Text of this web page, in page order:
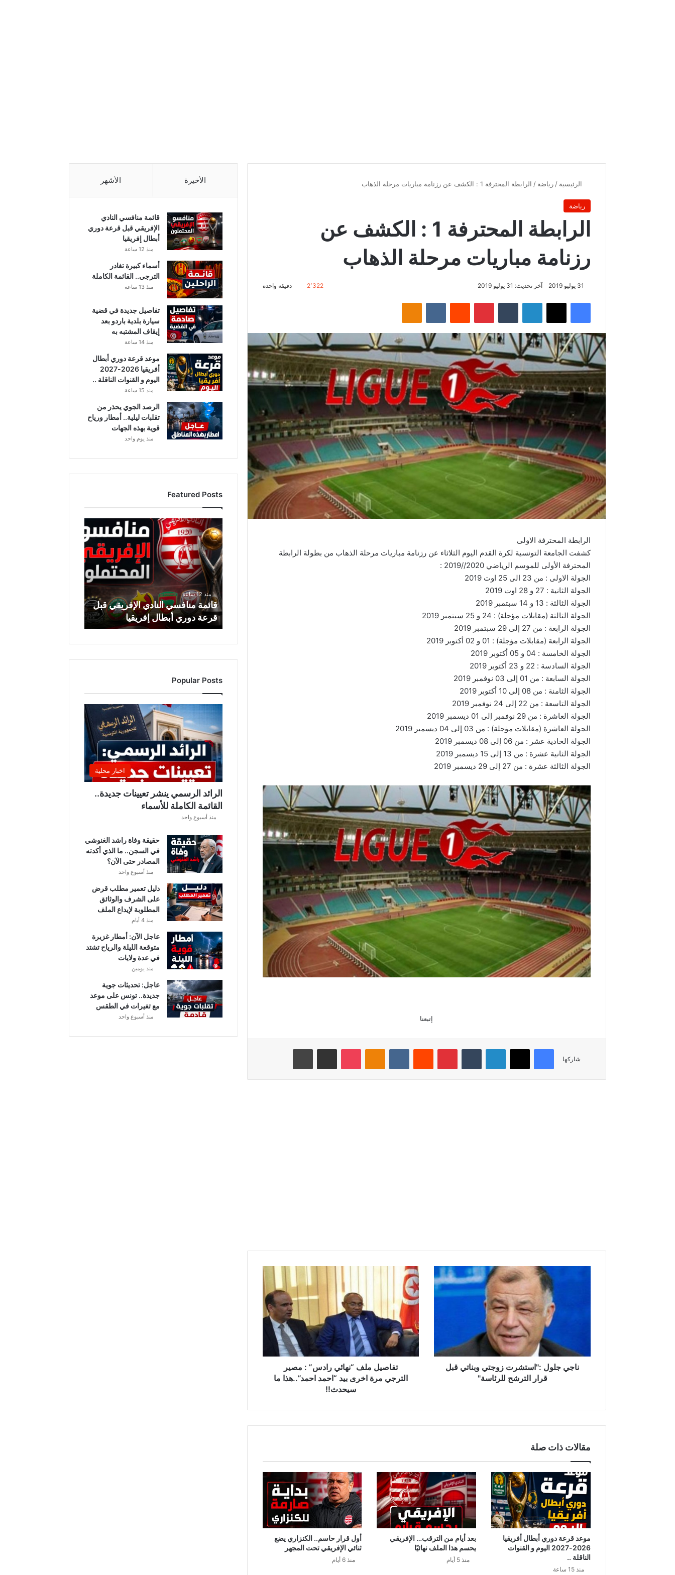
الرئيسية / رياضة / الرابطة المحترفة 1 : الكشف عن رزنامة مباريات مرحلة الذهاب
رياضة
الرابطة المحترفة 1 : الكشف عن
رزنامة مباريات مرحلة الذهاب
31 يوليو 2019 آخر تحديث: 31 يوليو 2019 2٬322 دقيقة واحدة
فيسبوك لينكدإن بينتيريست
الرابطة المحترفة الاولى
كشفت الجامعة التونسية لكرة القدم اليوم الثلاثاء عن رزنامة مباريات مرحلة الذهاب من بطولة الرابطة
المحترفة الأولى للموسم الرياضي 2020//2019 :
الجولة الاولى : من 23 الى 25 اوت 2019
الجولة الثانية : 27 و 28 اوت 2019
الجولة الثالثة : 13 و 14 سبتمبر 2019
الجولة الثالثة (مقابلات مؤجلة) : 24 و 25 سبتمبر 2019
الجولة الرابعة : من 27 إلى 29 سبتمبر 2019
الجولة الرابعة (مقابلات مؤجلة) : 01 و 02 أكتوبر 2019
الجولة الخامسة : 04 و 05 أكتوبر 2019
الجولة السادسة : 22 و 23 أكتوبر 2019
الجولة السابعة : من 01 إلى 03 نوفمبر 2019
الجولة الثامنة : من 08 إلى 10 أكتوبر 2019
الجولة التاسعة : من 22 إلى 24 نوفمبر 2019
الجولة العاشرة : من 29 نوفمبر إلى 01 ديسمبر 2019
الجولة العاشرة (مقابلات مؤجلة) : من 03 إلى 04 ديسمبر 2019
الجولة الحادية عشر : من 06 إلى 08 ديسمبر 2019
الجولة الثانية عشرة : من 13 إلى 15 ديسمبر 2019
الجولة الثالثة عشرة : من 27 إلى 29 ديسمبر 2019
إتبعنا
شاركها
فيسبوك لينكدإن بينتيريست
:
ش
و
ج
ت
ي
ي
ق
ناجي جلول :"استشرت زوجتي وبناتي قبل
قرار الترشح للرئاسة"
ت
ف
ا
ص
ل
م
ل
ف
ئ
س
”
:
م
ص
ي
ر
ل
تفاصيل ملف “نهائي رادس” : مصير
الترجي مرة اخرى بيد “احمد احمد”..هذا ما
سيحدث!!
مقالات ذات صلة
موعد قرعة دوري أبطال أفريقيا
2026-2027 اليوم و القنوات
الناقلة ..
منذ 15 ساعة
بعد أيام من الترقب… الإفريقي
يحسم هذا الملف نهائيًا
منذ 5 أيام
أول قرار حاسم.. الكنزاري يضع
ثنائي الإفريقي تحت المجهر
منذ 6 أيام
الأخيرة الأشهر
قائمة منافسي النادي
الإفريقي قبل قرعة دوري
أبطال إفريقيا
منذ 12 ساعة
أسماء كبيرة تغادر
الترجي.. القائمة الكاملة
منذ 13 ساعة
تفاصيل جديدة في قضية
سيارة بلدية باردو بعد
إيقاف المشتبه به
منذ 14 ساعة
موعد قرعة دوري أبطال
أفريقيا 2026-2027
اليوم و القنوات الناقلة ..
منذ 15 ساعة
الرصد الجوي يحذر من
تقلبات ليلية.. أمطار ورياح
قوية بهذه الجهات
منذ يوم واحد
Featured Posts
ق
ا
ئ
م
ة
م
ن
ا
ف
س
ي
ن
د
ي
ا
ف
ر
ي
ق
ي
ب
ل
ع
ة
د
و
ر
ي
أ
ب
ا
ل
إ
ف
ق
ي
ا
منذ 12 ساعة
قائمة منافسي النادي الإفريقي قبل
قرعة دوري أبطال إفريقيا
Popular Posts
اخبار محلية
الرائد الرسمي ينشر تعيينات جديدة..
القائمة الكاملة للأسماء
منذ أسبوع واحد
حقيقة وفاة راشد الغنوشي
في السجن.. ما الذي أكدته
المصادر حتى الآن؟
منذ أسبوع واحد
دليل تعمير مطلب قرض
على الشرف والوثائق
المطلوبة لإيداع الملف
منذ 4 أيام
عاجل الآن: أمطار غزيرة
متوقعة الليلة والرياح تشتد
في عدة ولايات
منذ يومين
عاجل: تحديثات جوية
جديدة.. تونس على موعد
مع تغيرات في الطقس
منذ أسبوع واحد